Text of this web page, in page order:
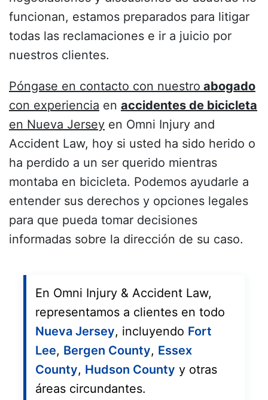
funcionan, estamos preparados para litigar
todas las reclamaciones e ir a juicio por
nuestros clientes.
Póngase en contacto con nuestro abogado
con experiencia en accidentes de bicicleta
en Nueva Jersey en Omni Injury and
Accident Law, hoy si usted ha sido herido o
ha perdido a un ser querido mientras
montaba en bicicleta. Podemos ayudarle a
entender sus derechos y opciones legales
para que pueda tomar decisiones
informadas sobre la dirección de su caso.
En Omni Injury & Accident Law,
representamos a clientes en todo
Nueva Jersey, incluyendo Fort
Lee, Bergen County, Essex
County, Hudson County y otras
áreas circundantes.